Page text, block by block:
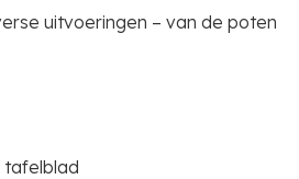
uitvoeringen – van de poten
tafelblad